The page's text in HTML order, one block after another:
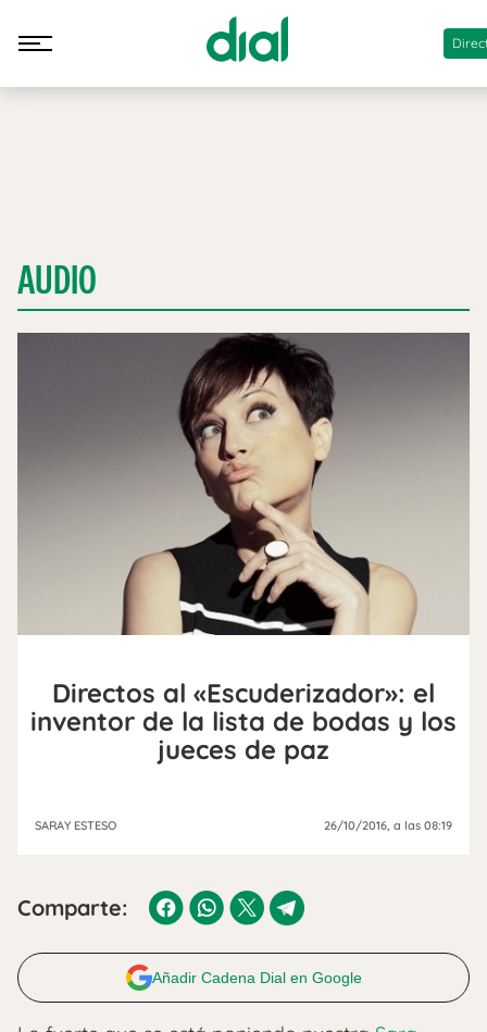
AUDIO
Directos al «Escuderizador»: el
inventor de la lista de bodas y los
jueces de paz
SARAY ESTESO 26/10/2016 , a las 08:19
Comparte:
Añadir Cadena Dial en Google